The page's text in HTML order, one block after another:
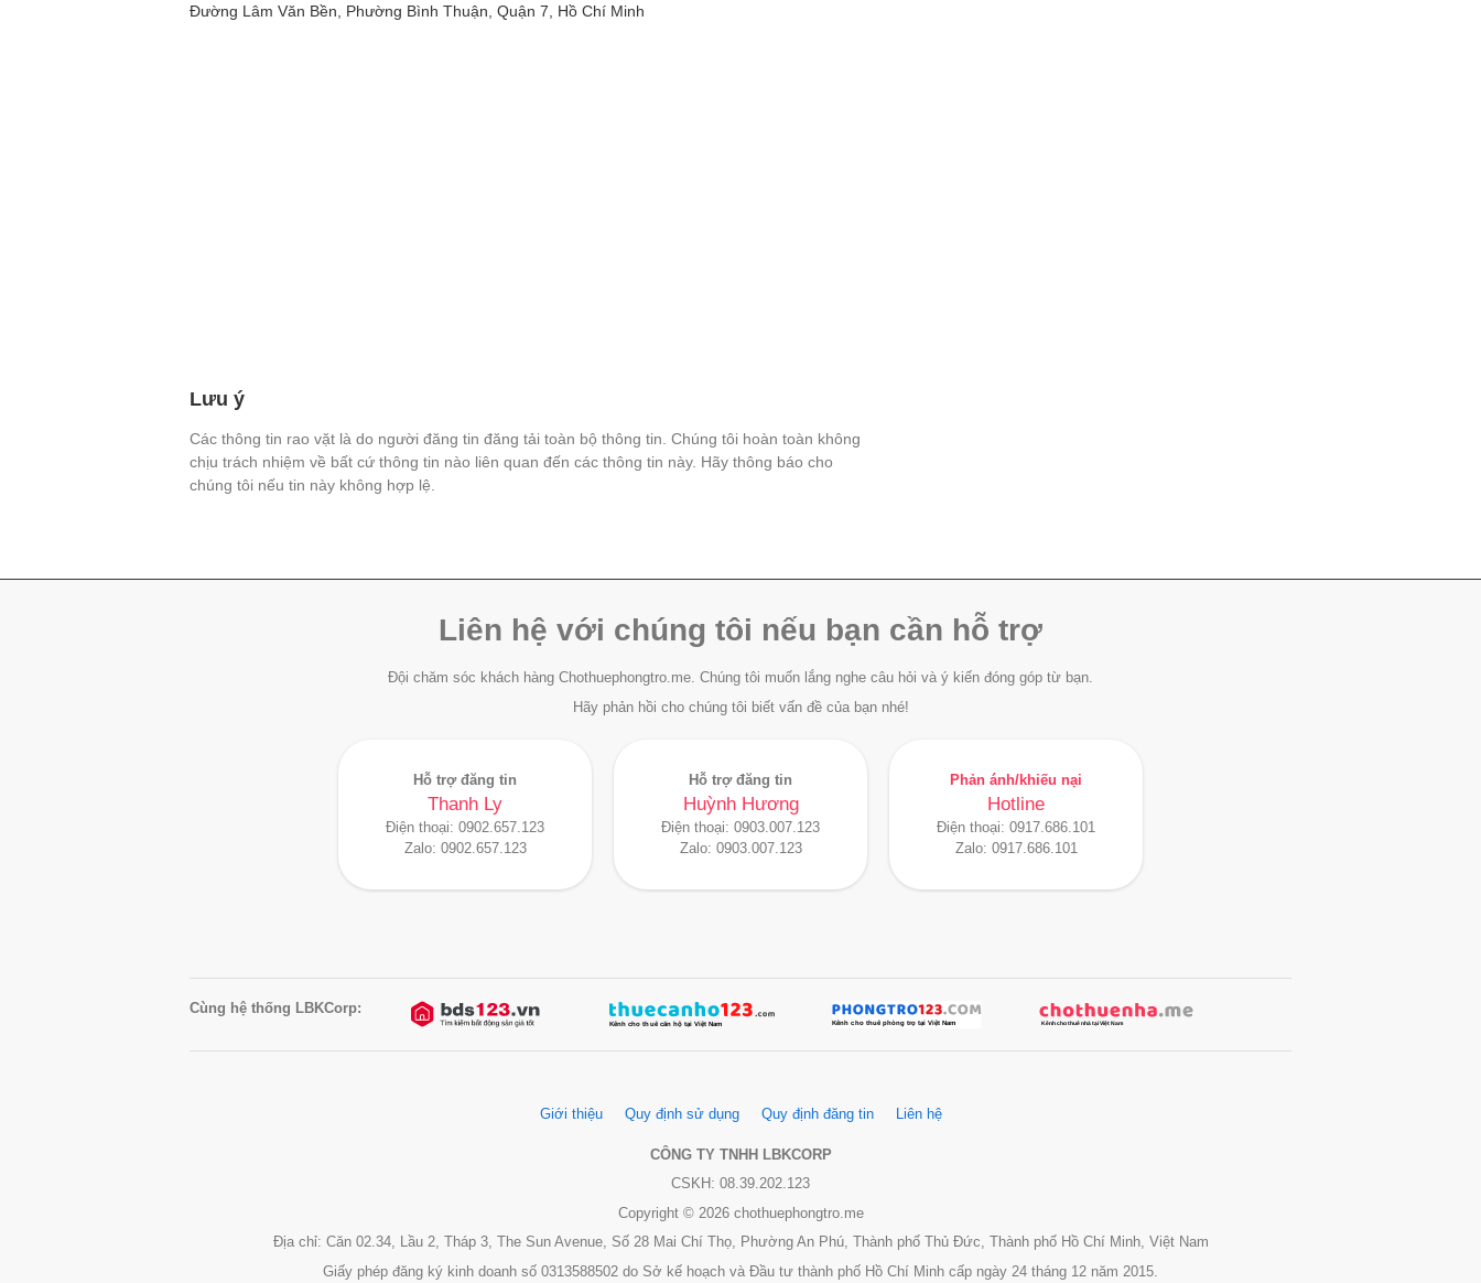
Đường Lâm Văn Bền, Phường Bình Thuận, Quận 7, Hồ Chí Minh
Lưu ý
Các thông tin rao vặt là do người đăng tin đăng tải toàn bộ thông tin. Chúng tôi hoàn toàn không
chịu trách nhiệm về bất cứ thông tin nào liên quan đến các thông tin này. Hãy thông báo cho
chúng tôi nếu tin này không hợp lệ.
Liên hệ với chúng tôi nếu bạn cần hỗ trợ
Đội chăm sóc khách hàng Chothuephongtro.me. Chúng tôi muốn lắng nghe câu hỏi và ý kiến đóng góp từ bạn.
Hãy phản hồi cho chúng tôi biết vấn đề của bạn nhé!
Hỗ trợ đăng tin
Thanh Ly
Điện thoại: 0902.657.123
Zalo: 0902.657.123
Hỗ trợ đăng tin
Huỳnh Hương
Điện thoại: 0903.007.123
Zalo: 0903.007.123
Phản ánh/khiếu nại
Hotline
Điện thoại: 0917.686.101
Zalo: 0917.686.101
Cùng hệ thống LBKCorp:
Giới thiệu Quy định sử dụng Quy định đăng tin Liên hệ
CÔNG TY TNHH LBKCORP
CSKH: 08.39.202.123
Copyright © 2026 chothuephongtro.me
Địa chỉ: Căn 02.34, Lầu 2, Tháp 3, The Sun Avenue, Số 28 Mai Chí Thọ, Phường An Phú, Thành phố Thủ Đức, Thành phố Hồ Chí Minh, Việt Nam
Giấy phép đăng ký kinh doanh số 0313588502 do Sở kế hoạch và Đầu tư thành phố Hồ Chí Minh cấp ngày 24 tháng 12 năm 2015.